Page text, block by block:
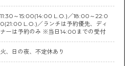
11:30～15:00(14:00 L.O.)／18:00～22:0
0(21:00 L.O.)／ランチは予約優先、ディ
ナーは予約のみ ※当日14:00までの受付
火、日の夜、不定休あり